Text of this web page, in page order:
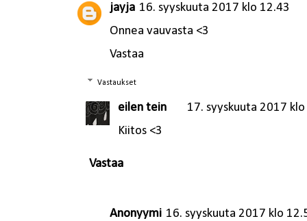
jayja 16. syyskuuta 2017 klo 12.43
Onnea vauvasta <3
Vastaa
Vastaukset
eilen tein
17. syyskuuta 2017
Kiitos <3
Vastaa
Anonyymi 16. syyskuuta 2017 klo